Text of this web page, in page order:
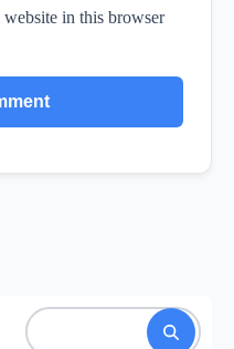
website in this browser